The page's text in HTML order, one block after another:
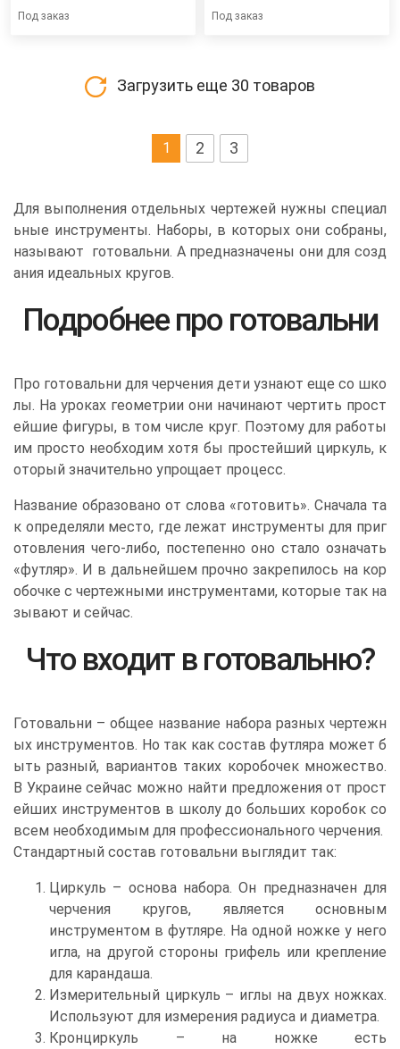
Под заказ Под заказ
Загрузить еще 30 товаров
1 2 3
Для выполнения отдельных чертежей нужны специал
ьные инструменты. Наборы, в которых они собраны,
называют готовальни. А предназначены они для созд
ания идеальных кругов.
Подробнее про готовальни
Про готовальни для черчения дети узнают еще со шко
лы. На уроках геометрии они начинают чертить прост
ейшие фигуры, в том числе круг. Поэтому для работы
им просто необходим хотя бы простейший циркуль, к
оторый значительно упрощает процесс.
Название образовано от слова «готовить». Сначала та
к определяли место, где лежат инструменты для приг
отовления чего-либо, постепенно оно стало означать
«футляр». И в дальнейшем прочно закрепилось на кор
обочке с чертежными инструментами, которые так на
зывают и сейчас.
Что входит в готовальню?
Готовальни – общее название набора разных чертежн
ых инструментов. Но так как состав футляра может б
ыть разный, вариантов таких коробочек множество.
В Украине сейчас можно найти предложения от прост
ейших инструментов в школу до больших коробок со
всем необходимым для профессионального черчения.
Стандартный состав готовальни выглядит так:
Циркуль – основа набора. Он предназначен для
черчения кругов, является основным
инструментом в футляре. На одной ножке у него
игла, на другой стороны грифель или крепление
для карандаша.
Измерительный циркуль – иглы на двух ножках.
Используют для измерения радиуса и диаметра.
Кронциркуль – на ножке есть